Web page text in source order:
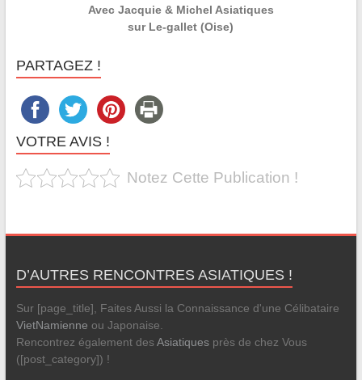
Avec Jacquie & Michel Asiatiques
sur Le-gallet (Oise)
PARTAGEZ !
VOTRE AVIS !
Notez Cette Publication !
D’AUTRES RENCONTRES ASIATIQUES !
Sur [page_title], Faites Aussi la Connaissance d'une Célibataire
VietNamienne ou Japonaise.
Rencontrez également desAsiatiquesprès de chez Vous
([post_category]) !